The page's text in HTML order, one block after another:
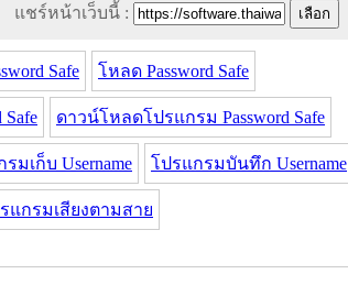
แชร์หน้าเว็บนี้ :
Safe โหลด Password Safe
ดาวน์โหลดโปรแกรม Password Safe
มเก็บ Username โปรแกรมบันทึก Username
แกรมเสียงตามสาย